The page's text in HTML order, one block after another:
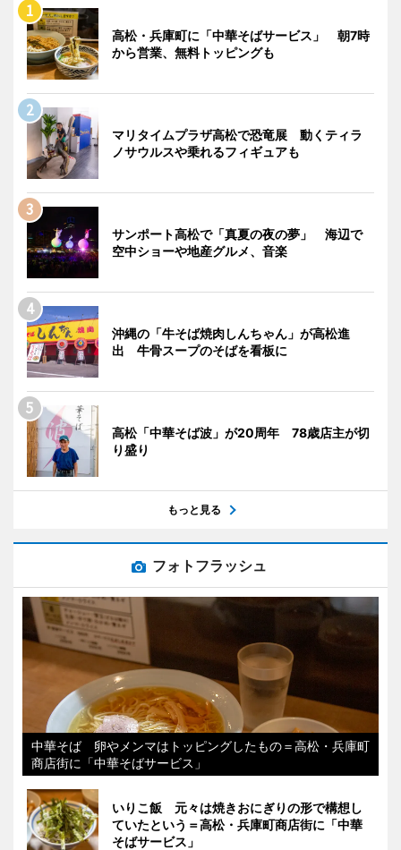
高松・兵庫町に「中華そばサービス」 朝7時
から営業、無料トッピングも
マリタイムプラザ高松で恐竜展 動くティラ
ノサウルスや乗れるフィギュアも
サンポート高松で「真夏の夜の夢」 海辺で
空中ショーや地産グルメ、音楽
沖縄の「牛そば焼肉しんちゃん」が高松進
出 牛骨スープのそばを看板に
高松「中華そば波」が20周年 78歳店主が切
り盛り
もっと見る
フォトフラッシュ
中華そば 卵やメンマはトッピングしたもの＝高松・兵庫町
商店街に「中華そばサービス」
いりこ飯 元々は焼きおにぎりの形で構想し
ていたという＝高松・兵庫町商店街に「中華
そばサービス」